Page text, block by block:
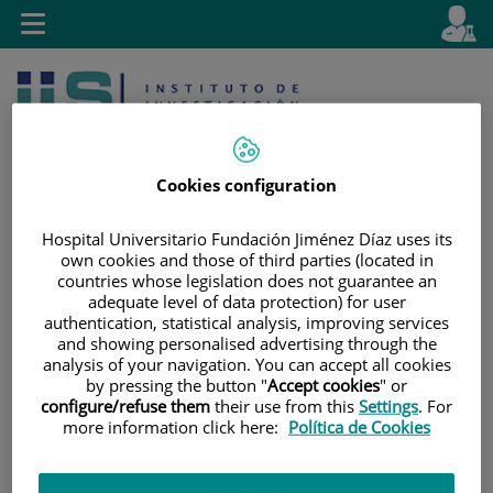
Saltar al contenido
contenido
activo
es
Buscar
Toggle
navigation
Cookies configuration
Hospital Universitario Fundación Jiménez Díaz uses its
own cookies and those of third parties (located in
countries whose legislation does not guarantee an
adequate level of data protection) for user
authentication, statistical analysis, improving services
and showing personalised advertising through the
analysis of your navigation. You can accept all cookies
by pressing the button "Accept cookies" or
configure/refuse them their use from this Settings. For
more information click here: Política de Cookies